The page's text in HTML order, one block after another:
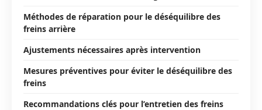
Méthodes de réparation pour le déséquilibre des
freins arrière
Ajustements nécessaires après intervention
Mesures préventives pour éviter le déséquilibre des
freins
Recommandations clés pour l’entretien des freins